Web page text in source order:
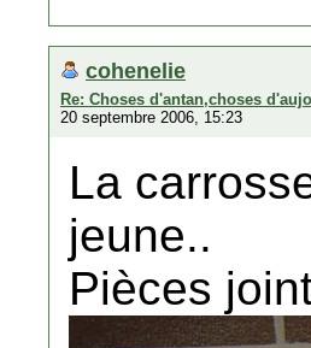
cohenelie
Re: Choses d'antan,choses
20 septembre 2006, 15:23
La
jeune..
Pièces